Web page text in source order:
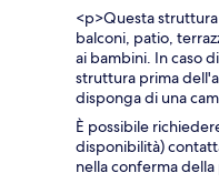
<p>Questa
balconi, patio,
ai bambini. In caso
struttura prima
disponga di una
È possibile
disponibilità)
nella conferma